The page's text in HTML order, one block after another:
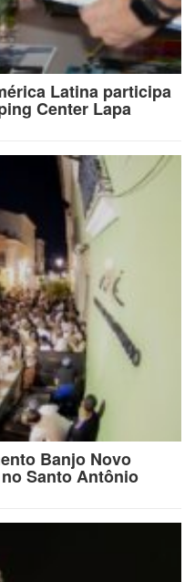
Latina participa
Center Lapa
Banjo Novo
Santo Antônio